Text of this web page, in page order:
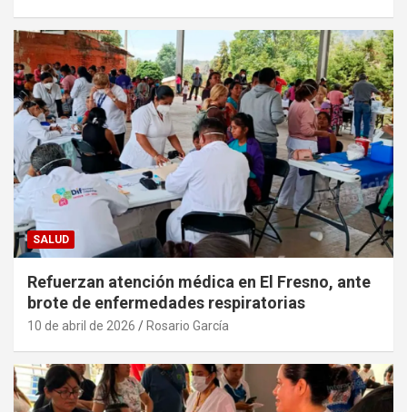
SALUD
Refuerzan atención médica en El Fresno, ante
brote de enfermedades respiratorias
10 de abril de 2026 Rosario García